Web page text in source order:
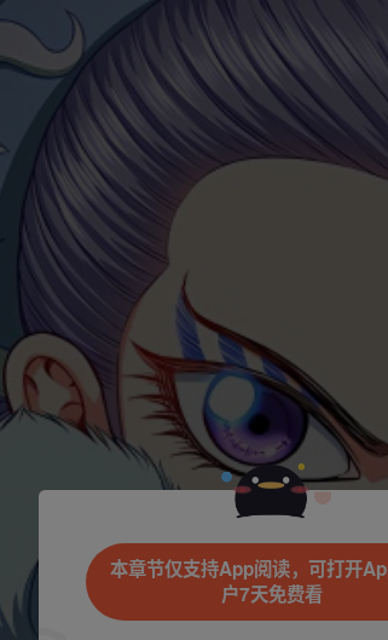
本章节仅支持App阅读，可打开
户7天免费看
是否前往腾漫App继续阅
立即前往